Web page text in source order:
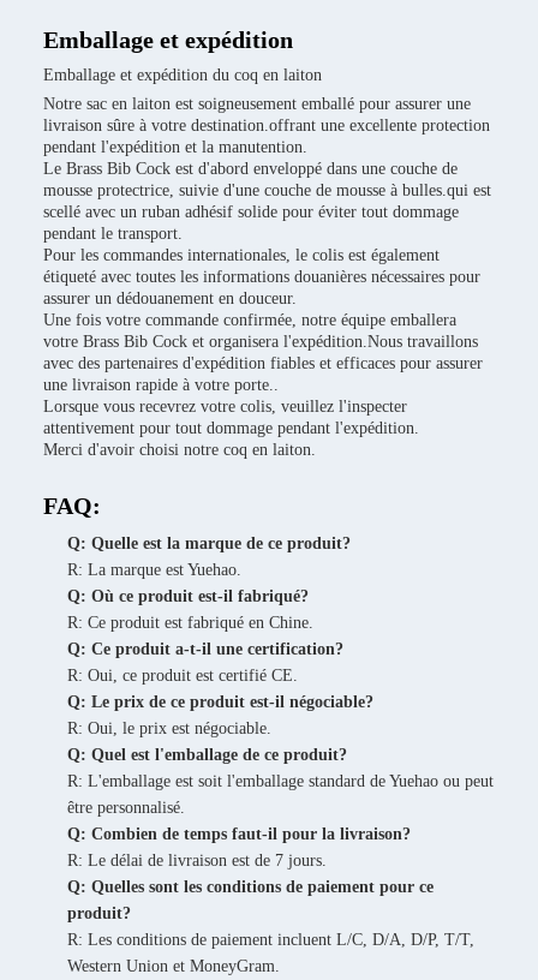
Emballage et expédition
Emballage et expédition du coq en laiton
Notre sac en laiton est soigneusement emballé pour assurer une
livraison sûre à votre destination.offrant une excellente protection
pendant l'expédition et la manutention.
Le Brass Bib Cock est d'abord enveloppé dans une couche de
mousse protectrice, suivie d'une couche de mousse à bulles.qui est
scellé avec un ruban adhésif solide pour éviter tout dommage
pendant le transport.
Pour les commandes internationales, le colis est également
étiqueté avec toutes les informations douanières nécessaires pour
assurer un dédouanement en douceur.
Une fois votre commande confirmée, notre équipe emballera
votre Brass Bib Cock et organisera l'expédition.Nous travaillons
avec des partenaires d'expédition fiables et efficaces pour assurer
une livraison rapide à votre porte..
Lorsque vous recevrez votre colis, veuillez l'inspecter
attentivement pour tout dommage pendant l'expédition.
Merci d'avoir choisi notre coq en laiton.
FAQ:
Q: Quelle est la marque de ce produit?
R: La marque est Yuehao.
Q: Où ce produit est-il fabriqué?
R: Ce produit est fabriqué en Chine.
Q: Ce produit a-t-il une certification?
R: Oui, ce produit est certifié CE.
Q: Le prix de ce produit est-il négociable?
R: Oui, le prix est négociable.
Q: Quel est l'emballage de ce produit?
R: L'emballage est soit l'emballage standard de Yuehao ou peut
être personnalisé.
Q: Combien de temps faut-il pour la livraison?
R: Le délai de livraison est de 7 jours.
Q: Quelles sont les conditions de paiement pour ce
produit?
R: Les conditions de paiement incluent L/C, D/A, D/P, T/T,
Western Union et MoneyGram.